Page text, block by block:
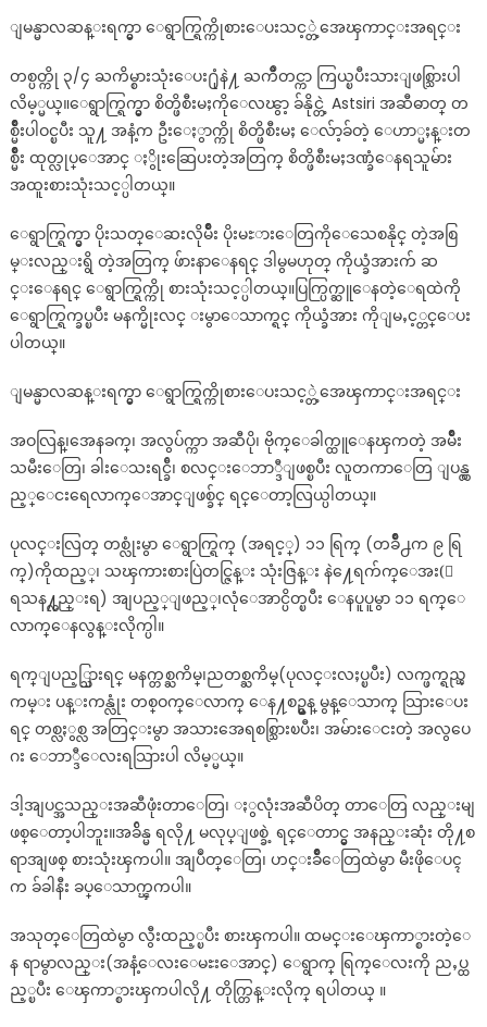
ျမန္မာလဆန္းရက္မွာ ေရွာက္ရြက္ကိုစားေပးသင့္တဲ့အေၾကာင္းအရင္း
တစ္ပတ္ကို ၃/၄ ႀကိမ္စားသုံးေပး႐ုံနဲ႔ ႀကိဳတင္ကာ ကြယ္ၿပီးသားျဖစ္သြားပါ
လိမ့္မယ္။ေရွာက္ရြက္မွာ စိတ္ဖိစီးမႈကိုေလၽွာ့ ခ်နိုင္တဲ့ Astsiri အဆီဓာတ္ တ
စ္မ်ိဳးပါဝင္ၿပီး သူ႔ အနံ့က ဦးေႏွာက္ကို စိတ္ဖိစီးမႈ ေလ်ာ့ခ်တဲ့ ေဟာ္မႈန္းတ
စ္မ်ိဳး ထုတ္လုပ္ေအာင္ ႏွိုးဆြေပးတဲ့အတြက္ စိတ္ဖိစီးမႈဒဏ္ခံေနရသူမ်ား
အထူးစားသုံးသင့္ပါတယ္။
ေရွာက္ရြက္မွာ ပိုးသတ္ေဆးလိုမ်ိဳး ပိုးမႊားေတြကိုေသေစနိုင္ တဲ့အစြ
မ္းလည္းရွိ တဲ့အတြက္ ဖ်ားနာေနရင္ ဒါမွမဟုတ္ ကိုယ္ခံအားက် ဆ
င္းေနရင္ ေရွာက္ရြက္ကို စားသုံးသင့္ပါတယ္။ပြက္ပြက္ဆူေနတဲ့ေရထဲကို
ေရွာက္ရြက္ခပ္ၿပီး မနက္မိုးလင္ းမွာေသာက္ရင္ ကိုယ္ခံအား ကိုျမႇင့္တင္ေပး
ပါတယ္။
ျမန္မာလဆန္းရက္မွာ ေရွာက္ရြက္ကိုစားေပးသင့္တဲ့အေၾကာင္းအရင္း
အဝလြန္၊အေနခက္၊ အလွပ်က္ကာ အဆီပို၊ ဗိုက္ေခါက္ထူေနၾကတဲ့ အမ်ိဳး
သမီးေတြ၊ ခါးေသးရင္ခ်ီ၊ စလင္းေဘာ္ဒီျဖစ္ၿပီး လူတကာေတြ ျပန္လွ
ည့္ေငးရေလာက္ေအာင္ျဖစ္ခ်င္ ရင္ေတာ့လြယ္ပါတယ္။
ပုလင္းလြတ္ တစ္လုံးမွာ ေရွာက္ရြက္ (အရင့္) ၁၁ ရြက္ (တခ်ိဳ႕က ၉ ရြ
က္)ကိုထည့္၊ သၾကားစားပြဲတင္ဇြန္း သုံးဇြန္း နဲ႔ေရက်က္ေအး(ေ
ရသန႔္လည္းရ) အျပည့္ျဖည့္၊လုံေအာင္ပိတ္ၿပီး ေနပူပူမွာ ၁၁ ရက္ေ
လာက္ေနလွန္းလိုက္ပါ။
ရက္ျပည့္သြားရင္ မနက္တစ္ႀကိမ္၊ညတစ္ႀကိမ္(ပုလင္းလႈပ္ၿပီး) လက္ဖက္ရည္ၾ
ကမ္း ပန္းကန္လုံး တစ္ဝက္ေလာက္ ေန႔စဥ္မွန္ မွန္ေသာက္ သြားေပး
ရင္ တစ္လႏွစ္လ အတြင္းမွာ အသားအေရစစ္သြားၿပီး၊ အမ်ားေငးတဲ့ အလွပေ
ဂး ေဘာ္ဒီေလးရသြားပါ လိမ့္မယ္။
ဒါ့အျပင္အသည္းအဆီဖုံးတာေတြ၊ ႏွလုံးအဆီပိတ္ တာေတြ လည္းမျ
ဖစ္ေတာ့ပါဘူး။အခ်ိန္မ ရလို႔ မလုပ္ျဖစ္ခဲ့ ရင္ေတာင္မွ အနည္းဆုံး တို႔စ
ရာအျဖစ္ စားသုံးၾကပါ။ အျပဳတ္ေတြ၊ ဟင္းခ်ိဳေတြထဲမွာ မီးဖိုေပၚ
က ခ်ခါနီး ခပ္ေသာက္ၾကပါ။
အသုတ္ေတြထဲမွာ လွီးထည့္ၿပီး စားၾကပါ။ ထမင္းေၾကာ္စားတဲ့ေ
န ရာမွာလည္း(အနံ့ေလးေမႊးေအာင္) ေရွာက္ ရြက္ေလးကို ညႇပ္ထ
ည့္ၿပီး ေၾကာ္စားၾကပါလို႔ တိုက္တြန္းလိုက္ ရပါတယ္ ။